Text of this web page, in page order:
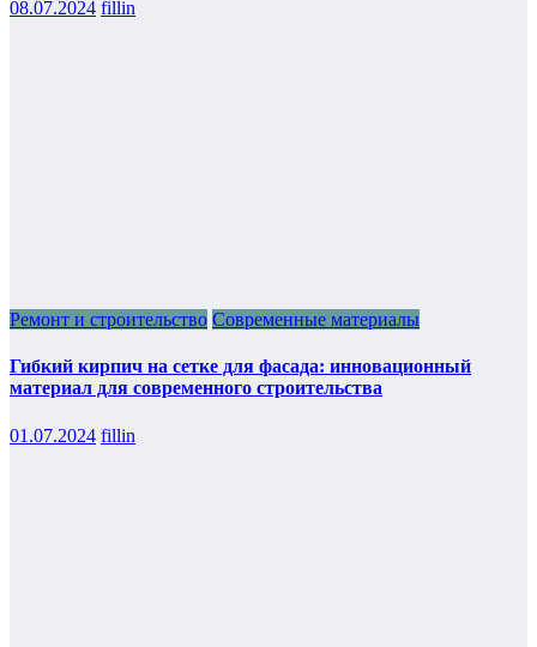
08.07.2024 fillin
Ремонт и строительство Современные материалы
Гибкий кирпич на сетке для фасада: инновационный
материал для современного строительства
01.07.2024 fillin